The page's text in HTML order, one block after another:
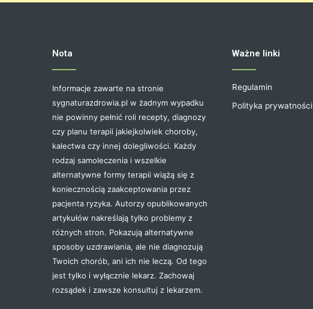
Nota
Informacje zawarte na stronie
sygnaturazdrowia.pl w żadnym wypadku
nie powinny pełnić roli recepty, diagnozy
czy planu terapii jakiejkolwiek choroby,
kalectwa czy innej dolegliwości. Każdy
rodzaj samoleczenia i wszelkie
alternatywne formy terapii wiążą się z
koniecznością zaakceptowania przez
pacjenta ryzyka. Autorzy opublikowanych
artykułów nakreślają tylko problemy z
różnych stron. Pokazują alternatywne
sposoby uzdrawiania, ale nie diagnozują
Twoich chorób, ani ich nie leczą. Od tego
jest tylko i wyłącznie lekarz. Zachowaj
rozsądek i zawsze konsultuj z lekarzem.
Ważne linki
Regulamin
Polityka prywatności